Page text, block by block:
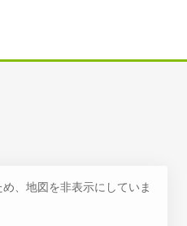
、地図を非表示にしていま